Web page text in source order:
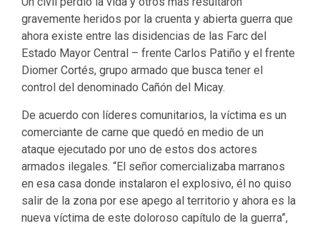
gravemente heridos por la cruenta y abierta guerra que
ahora existe entre las disidencias de las Farc del
Estado Mayor Central – frente Carlos Patiño y el frente
Diomer Cortés, grupo armado que busca tener el
control del denominado Cañón del Micay.
De acuerdo con líderes comunitarios, la víctima es un
comerciante de carne que quedó en medio de un
ataque ejecutado por uno de estos dos actores
armados ilegales. “El señor comercializaba marranos
en esa casa donde instalaron el explosivo, él no quiso
salir de la zona por ese apego al territorio y ahora es la
nueva víctima de este doloroso capítulo de la guerra”,